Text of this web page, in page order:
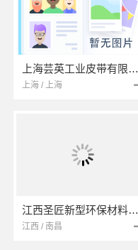
上海芸英工业皮带有限公司
上海 / 上海
江西圣匠新型环保材料有限公司
江西 / 南昌